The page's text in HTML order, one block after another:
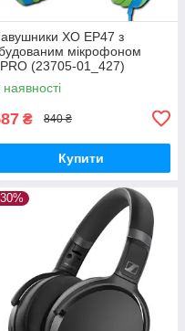
XO EP47 з
мікрофоном
(23705-01_427)
наявності
₴ 840 ₴
Купити